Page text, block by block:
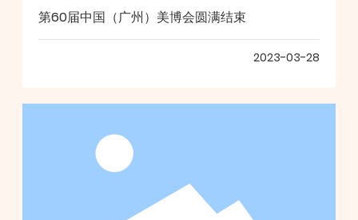
第60届中国（广州）美博会圆满结束
2023-03-28